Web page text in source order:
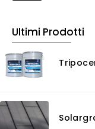
Ultimi Prodotti